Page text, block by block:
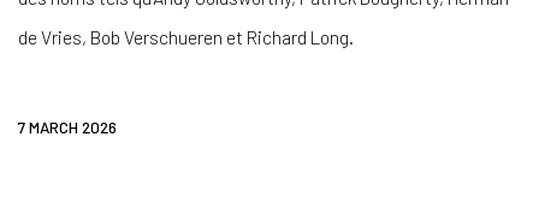
de Vries, Bob Verschueren et Richard Long.
7 MARCH 2026